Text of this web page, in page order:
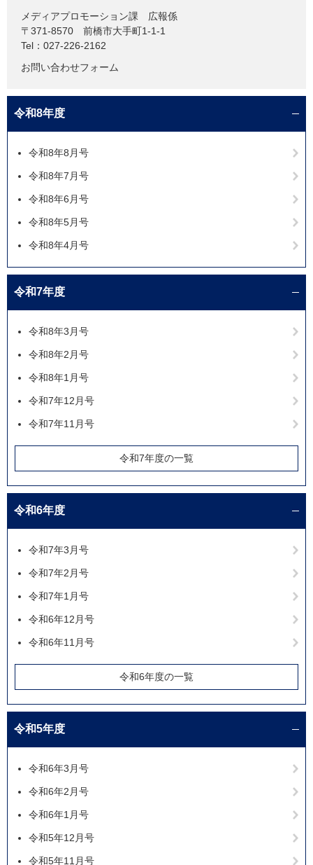
メディアプロモーション課
広報係
〒371-8570
前橋市大手町1-1-1
Tel：027-226-2162
お問い合わせフォーム
令和8年度
令和8年8月号
令和8年7月号
令和8年6月号
令和8年5月号
令和8年4月号
令和7年度
令和8年3月号
令和8年2月号
令和8年1月号
令和7年12月号
令和7年11月号
令和7年度の一覧
令和6年度
令和7年3月号
令和7年2月号
令和7年1月号
令和6年12月号
令和6年11月号
令和6年度の一覧
令和5年度
令和6年3月号
令和6年2月号
令和6年1月号
令和5年12月号
令和5年11月号